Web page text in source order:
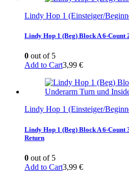
Lindy Hop 1 (Einsteiger/
Lindy Hop 1 (Beg) Block A 6-Count
0 out of 5
Add to Cart3,99 €
Lindy Hop 1 (Einsteiger/
Lindy Hop 1 (Beg) Block A 6-Count
Return
0 out of 5
Add to Cart3,99 €